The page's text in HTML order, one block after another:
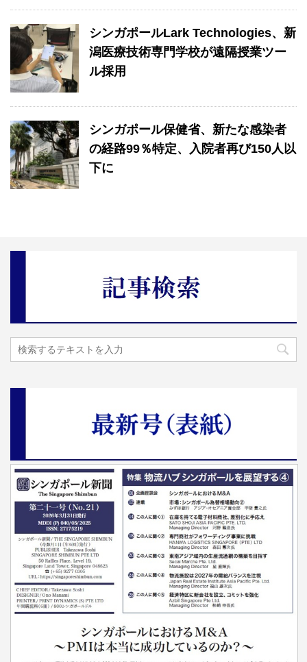
シンガポールLark Technologies、新
潟医療技術専門学校が遠隔授業ツー
ル採用
シンガポール保健省、新たな感染者
の経路99％特定、入院者再び150人以
下に